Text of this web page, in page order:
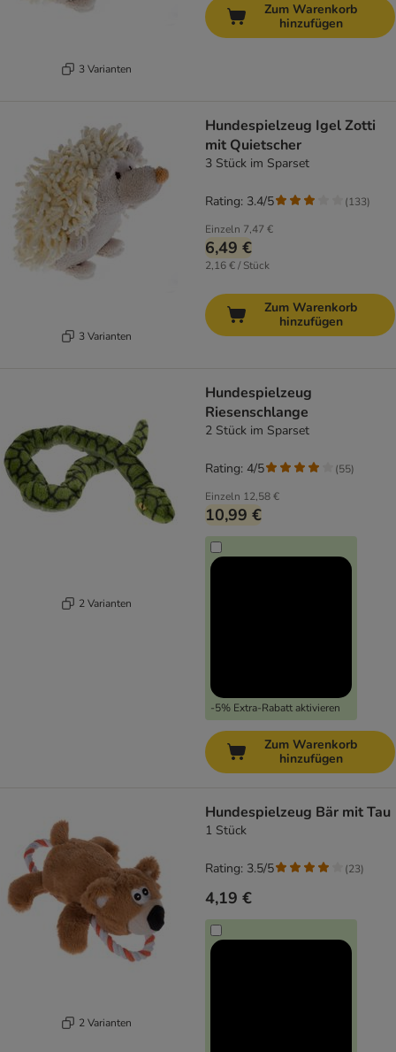
3 Varianten
Zum Warenkorb
hinzufügen
3 Varianten
Hundespielzeug Igel Zotti
mit Quietscher
3 Stück im Sparset
Einzeln 7,47 €
6,49 €
2,16 € / Stück
Rating: 3.4/5 (133)
Zum Warenkorb
hinzufügen
2 Varianten
Hundespielzeug
Riesenschlange
2 Stück im Sparset
Einzeln 12,58 €
10,99 €
-5% Extra-Rabatt aktivieren
Rating: 4/5 (55)
Zum Warenkorb
hinzufügen
2 Varianten
Hundespielzeug Bär mit Tau
1 Stück
4,19 €
Rating: 3.5/5 (23)